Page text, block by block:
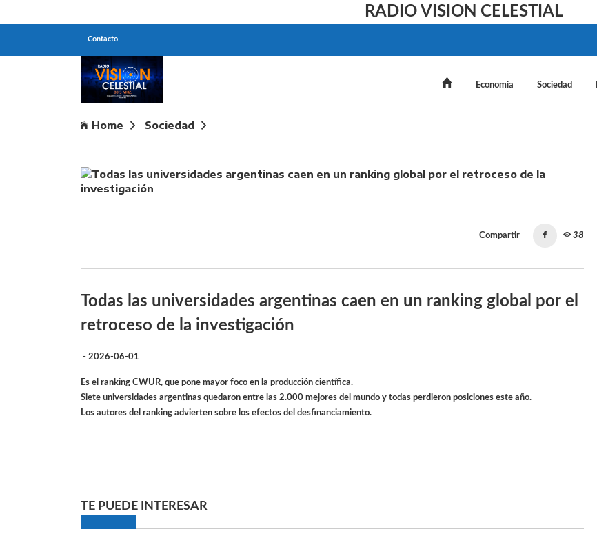
RADIO VISION CELESTIAL
Contacto
Economia Sociedad
Home Sociedad
Compartir 38
Todas las universidades argentinas caen en un ranking global por el
retroceso de la investigación
- 2026-06-01
Es el ranking CWUR, que pone mayor foco en la producción científica.
Siete universidades argentinas quedaron entre las 2.000 mejores del mundo y todas perdieron posiciones este año.
Los autores del ranking advierten sobre los efectos del desfinanciamiento.
TE PUEDE INTERESAR